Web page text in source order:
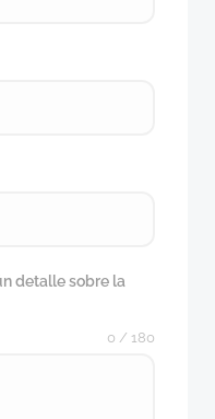
detalle sobre la
0 / 180